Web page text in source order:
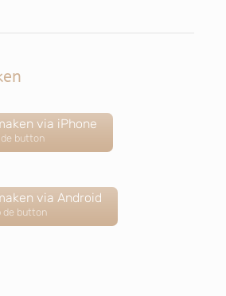
via iPhone
de button
via Android
de button